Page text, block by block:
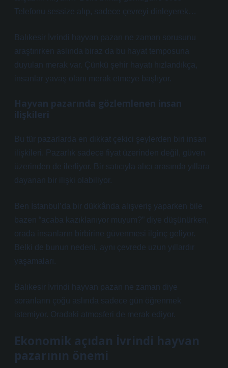
Telefonu sessize alıp, sadece çevreyi dinleyerek…
Balıkesir İvrindi hayvan pazarı ne zaman sorusunu
araştırırken aslında biraz da bu hayat temposuna
duyulan merak var. Çünkü şehir hayatı hızlandıkça,
insanlar yavaş olanı merak etmeye başlıyor.
Hayvan pazarında gözlemlenen insan
ilişkileri
Bu tür pazarlarda en dikkat çekici şeylerden biri insan
ilişkileri. Pazarlık sadece fiyat üzerinden değil, güven
üzerinden de ilerliyor. Bir satıcıyla alıcı arasında yıllara
dayanan bir ilişki olabiliyor.
Ben İstanbul’da bir dükkânda alışveriş yaparken bile
bazen “acaba kazıklanıyor muyum?” diye düşünürken,
orada insanların birbirine güvenmesi ilginç geliyor.
Belki de bunun nedeni, aynı çevrede uzun yıllardır
yaşamaları.
Balıkesir İvrindi hayvan pazarı ne zaman diye
soranların çoğu aslında sadece gün öğrenmek
istemiyor. Oradaki atmosferi de merak ediyor.
Ekonomik açıdan İvrindi hayvan
pazarının önemi